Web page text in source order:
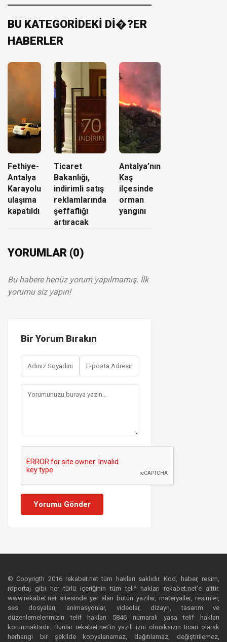
BU KATEGORİDEKİ Dİ�?ER
HABERLER
Fethiye-
Antalya
Karayolu
ulaşıma
kapatıldı
Ticaret
Bakanlığı,
indirimli satış
reklamlarında
şeffaflığı
artıracak
Antalya’nın
Kaş
ilçesinde
orman
yangını
YORUMLAR (0)
Bu habere henüz yorum yapılmamış. İlk
yorumu siz yapın!
Bir Yorum Bırakın
Yorumu Gönder
© Copyrigth 2016 rekabet.net tüm hakları saklıdır. Kod, haber, resim,
röportaj gibi her türlü içeriğinin tüm telif hakları rekabet.net’e aittir.
www.rekabet.net sitesinde yer alan bütün yazılar, materyaller, resimler,
ses dosyaları, animasyonlar, videolar, dizayn, tasarım ve
düzenlemelerimizin telif hakları 5846 numaralı yasa telif hakları
korunmaktadır. Bunlar rekabet.net’in yazılı izni olmaksızın ticari olarak
herhangi bir şekilde kopyalanamaz, dağıtılamaz, değiştirilemez,